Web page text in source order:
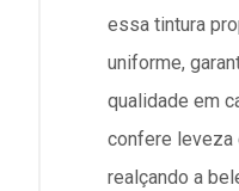
essa tintura
uniforme,
qualidade em
confere leveza
realçando a